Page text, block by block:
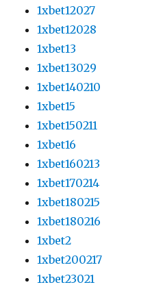
1xbet12027
1xbet12028
1xbet13
1xbet13029
1xbet140210
1xbet15
1xbet150211
1xbet16
1xbet160213
1xbet170214
1xbet180215
1xbet180216
1xbet2
1xbet200217
1xbet23021